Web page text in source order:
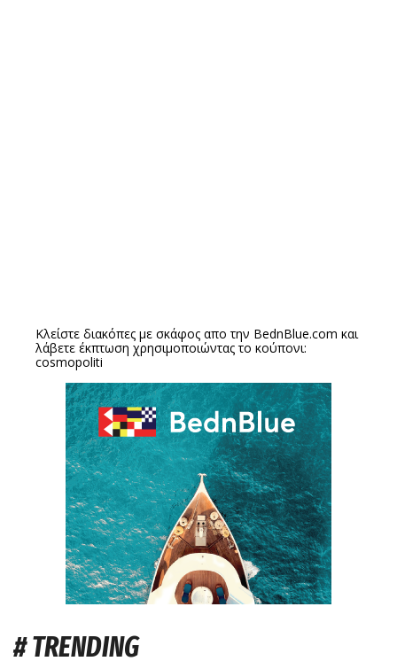
Κλείστε διακόπες με σκάφος απο την BednBlue.com και
λάβετε έκπτωση χρησιμοποιώντας το κούπονι:
cosmopoliti
# TRENDING